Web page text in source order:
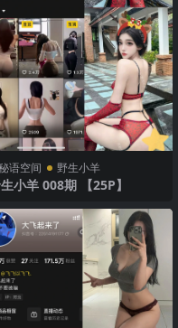
语空间 野生小羊
野生小羊 008期 【25P】